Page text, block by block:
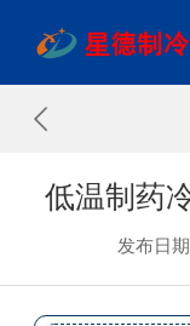
低温制药
发布日